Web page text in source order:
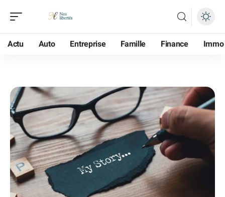
Actu Auto Entreprise Famille Finance Immo